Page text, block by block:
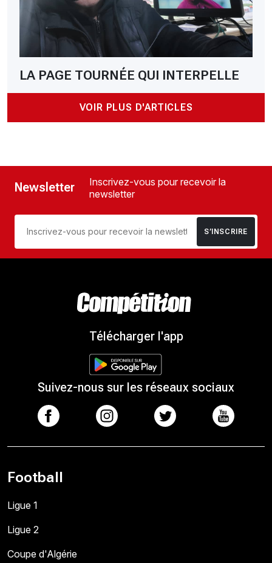
LA PAGE TOURNÉE QUI INTERPELLE
VOIR PLUS D'ARTICLES
Newsletter
Inscrivez-vous pour recevoir la
newsletter
S’INSCRIRE
Télécharger l'app
Suivez-nous sur les réseaux sociaux
Football
Ligue 1
Ligue 2
Coupe d'Algérie